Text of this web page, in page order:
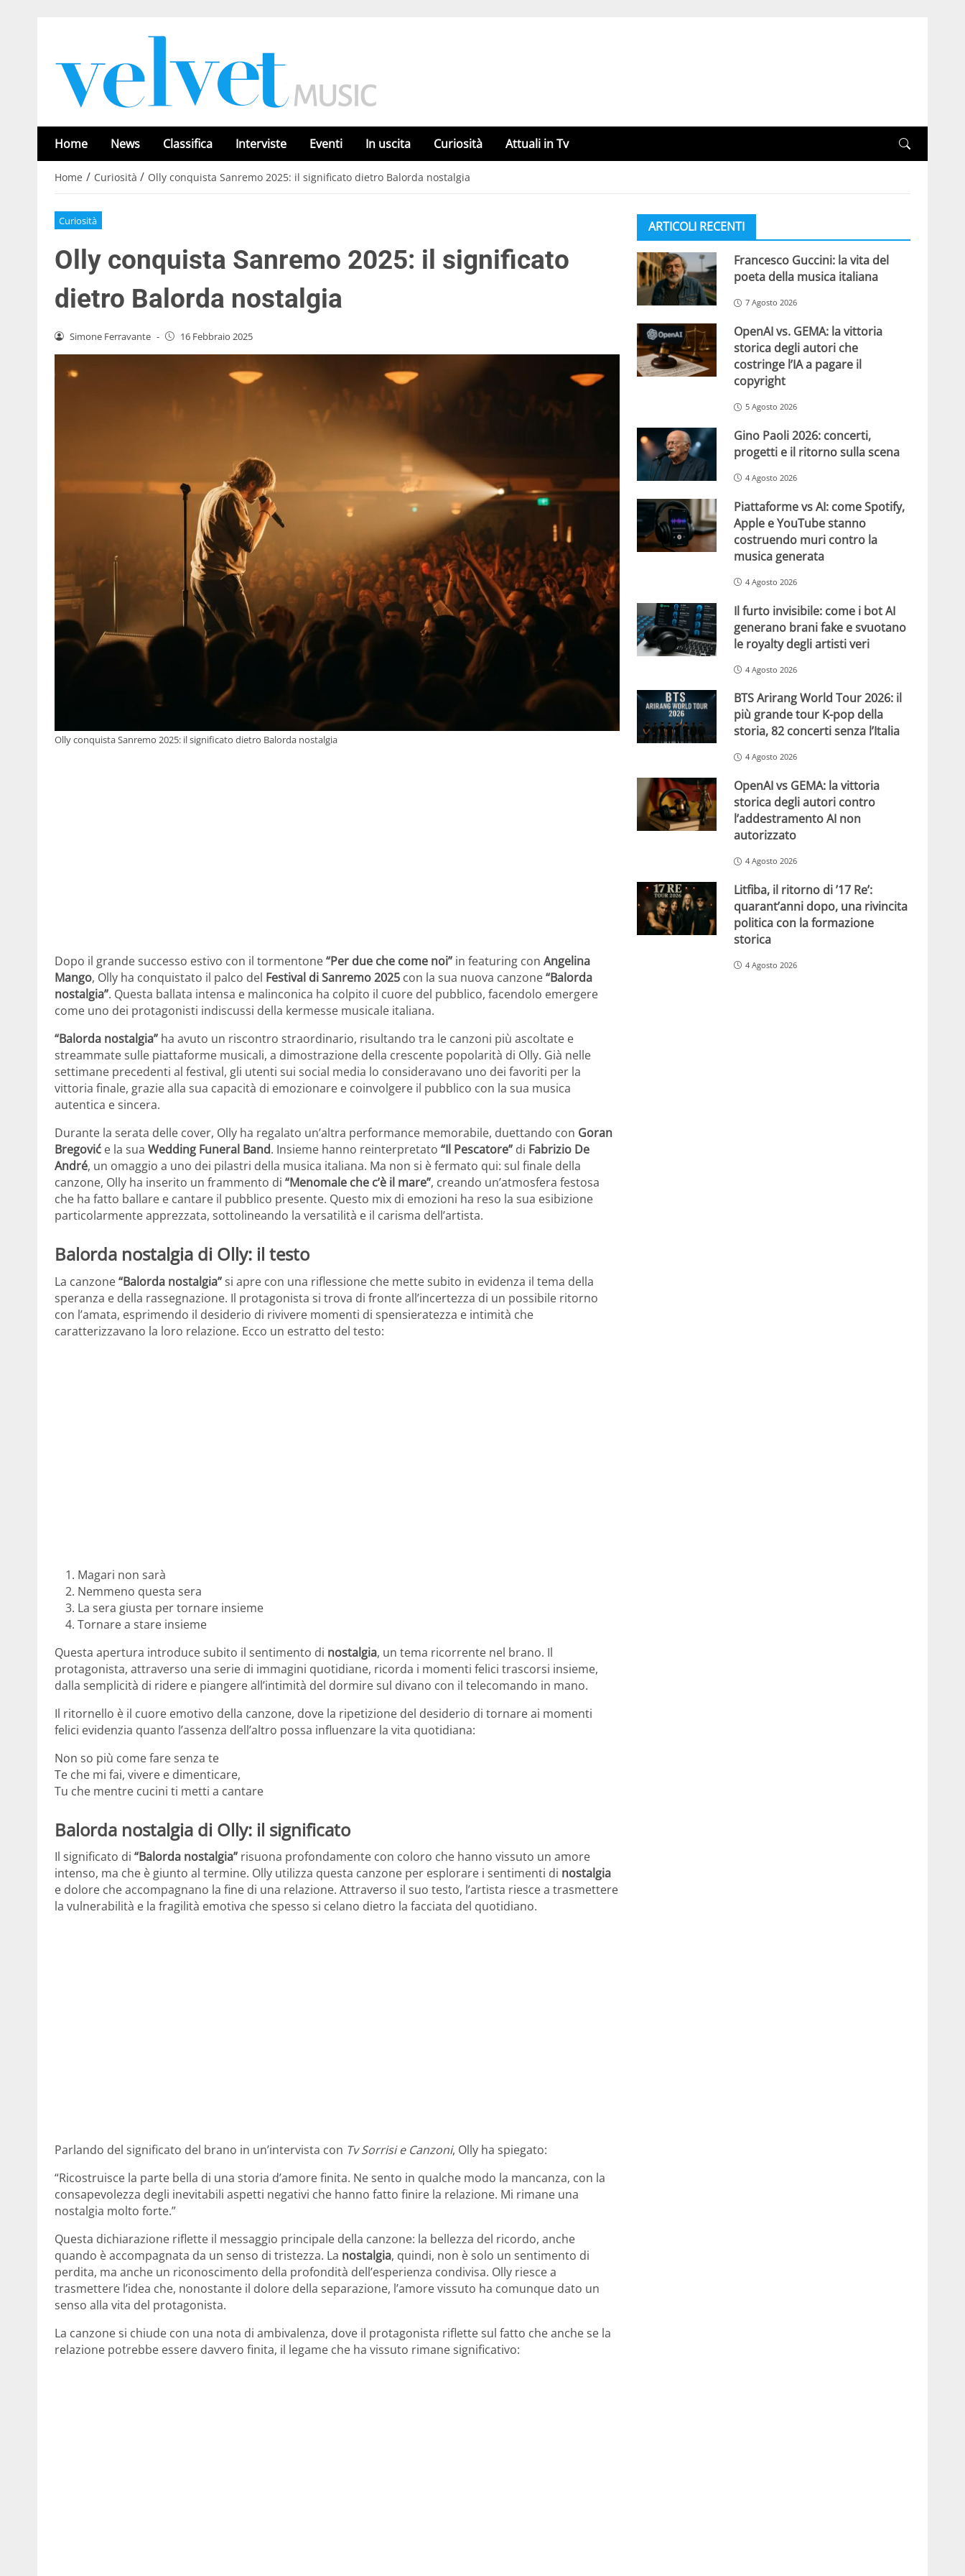
Home News Classifica Interviste Eventi In uscita Curiosità Attuali in Tv
Home / Curiosità / Olly conquista Sanremo 2025: il significato dietro Balorda nostalgia
Curiosità
Olly conquista Sanremo 2025: il significato
dietro Balorda nostalgia
Simone Ferravante - 16 Febbraio 2025
Olly conquista Sanremo 2025: il significato dietro Balorda nostalgia
Dopo il grande successo estivo con il tormentone“Per due che come noi” in featuring con Angelina
Mango, Olly ha conquistato il palco del Festival di Sanremo 2025 con la sua nuova canzone“Balorda
nostalgia”. Questa ballata intensa e malinconica ha colpito il cuore del pubblico, facendolo emergere
come uno dei protagonisti indiscussi della kermesse musicale italiana.
“Balorda nostalgia” ha avuto un riscontro straordinario, risultando tra le canzoni più ascoltate e
streammate sulle piattaforme musicali, a dimostrazione della crescente popolarità di Olly. Già nelle
settimane precedenti al festival, gli utenti sui social media lo consideravano uno dei favoriti per la
vittoria finale, grazie alla sua capacità di emozionare e coinvolgere il pubblico con la sua musica
autentica e sincera.
Durante la serata delle cover, Olly ha regalato un’altra performance memorabile, duettando con Goran
Bregović e la sua Wedding Funeral Band. Insieme hanno reinterpretato “Il Pescatore” di Fabrizio De
André, un omaggio a uno dei pilastri della musica italiana. Ma non si è fermato qui: sul finale della
canzone, Olly ha inserito un frammento di “Menomale che c’è il mare”, creando un’atmosfera festosa
che ha fatto ballare e cantare il pubblico presente. Questo mix di emozioni ha reso la sua esibizione
particolarmente apprezzata, sottolineando la versatilità e il carisma dell’artista.
Balorda nostalgia di Olly: il testo
La canzone“Balorda nostalgia”si apre con una riflessione che mette subito in evidenza il tema della
speranza e della rassegnazione. Il protagonista si trova di fronte all’incertezza di un possibile ritorno
con l’amata, esprimendo il desiderio di rivivere momenti di spensieratezza e intimità che
caratterizzavano la loro relazione. Ecco un estratto del testo:
Magari non sarà
Nemmeno questa sera
La sera giusta per tornare insieme
Tornare a stare insieme
Questa apertura introduce subito il sentimento di nostalgia, un tema ricorrente nel brano. Il
protagonista, attraverso una serie di immagini quotidiane, ricorda i momenti felici trascorsi insieme,
dalla semplicità di ridere e piangere all’intimità del dormire sul divano con il telecomando in mano.
Il ritornello è il cuore emotivo della canzone, dove la ripetizione del desiderio di tornare ai momenti
felici evidenzia quanto l’assenza dell’altro possa influenzare la vita quotidiana:
Non so più come fare senza te
Te che mi fai, vivere e dimenticare,
Tu che mentre cucini ti metti a cantare
Balorda nostalgia di Olly: il significato
Il significato di “Balorda nostalgia” risuona profondamente con coloro che hanno vissuto un amore
intenso, ma che è giunto al termine. Olly utilizza questa canzone per esplorare i sentimenti di nostalgia
e dolore che accompagnano la fine di una relazione. Attraverso il suo testo, l’artista riesce a trasmettere
la vulnerabilità e la fragilità emotiva che spesso si celano dietro la facciata del quotidiano.
Parlando del significato del brano in un’intervista con Tv Sorrisi e Canzoni, Olly ha spiegato:
“Ricostruisce la parte bella di una storia d’amore finita. Ne sento in qualche modo la mancanza, con la
consapevolezza degli inevitabili aspetti negativi che hanno fatto finire la relazione. Mi rimane una
nostalgia molto forte.”
Questa dichiarazione riflette il messaggio principale della canzone: la bellezza del ricordo, anche
quando è accompagnata da un senso di tristezza. La nostalgia, quindi, non è solo un sentimento di
perdita, ma anche un riconoscimento della profondità dell’esperienza condivisa. Olly riesce a
trasmettere l’idea che, nonostante il dolore della separazione, l’amore vissuto ha comunque dato un
senso alla vita del protagonista.
La canzone si chiude con una nota di ambivalenza, dove il protagonista riflette sul fatto che anche se la
relazione potrebbe essere davvero finita, il legame che ha vissuto rimane significativo:
ARTICOLI RECENTI
Francesco Guccini: la vita del
poeta della musica italiana
7 Agosto 2026
OpenAI vs. GEMA: la vittoria
storica degli autori che
costringe l’IA a pagare il
copyright
5 Agosto 2026
Gino Paoli 2026: concerti,
progetti e il ritorno sulla scena
4 Agosto 2026
Piattaforme vs AI: come Spotify,
Apple e YouTube stanno
costruendo muri contro la
musica generata
4 Agosto 2026
Il furto invisibile: come i bot AI
generano brani fake e svuotano
le royalty degli artisti veri
4 Agosto 2026
BTS Arirang World Tour 2026: il
più grande tour K-pop della
storia, 82 concerti senza l’Italia
4 Agosto 2026
OpenAI vs GEMA: la vittoria
storica degli autori contro
l’addestramento AI non
autorizzato
4 Agosto 2026
Litfiba, il ritorno di ’17 Re’:
quarant’anni dopo, una rivincita
politica con la formazione
storica
4 Agosto 2026